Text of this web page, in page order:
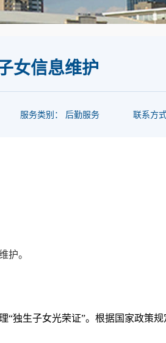
女信息维护
服务类别： 后勤服务 联系方
护。
“独生子女光荣证”。根据国家政策